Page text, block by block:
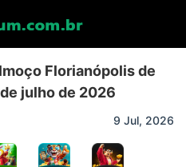
Florianópolis de
julho de 2026
9 Jul, 2026